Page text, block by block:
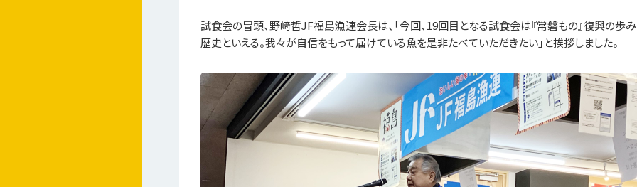
試食会の冒頭、野﨑哲JF福島漁連会長は、「今回、19回目となる試食会は『常磐もの』復興の歩
歴史といえる。我々が自信をもって届けている魚を是非たべていただきたい」と挨拶しました。